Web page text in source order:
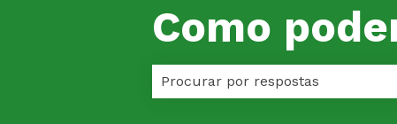
Como